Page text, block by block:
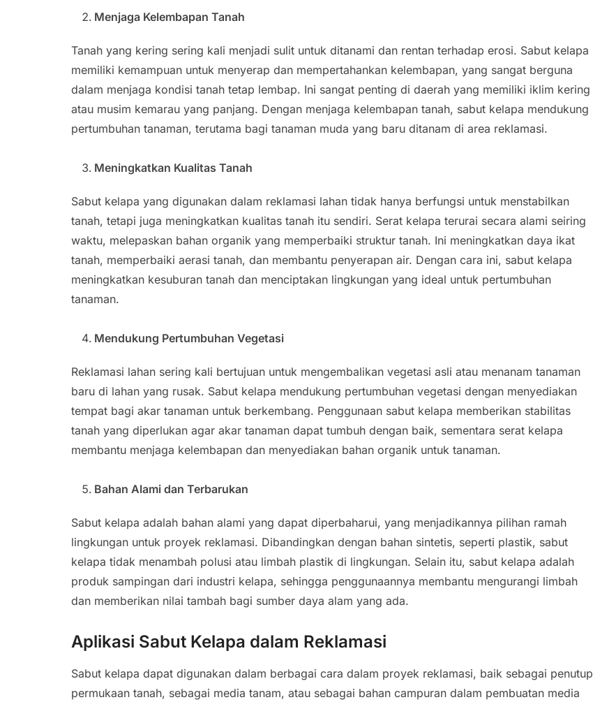
Menjaga Kelembapan Tanah
Tanah yang kering sering kali menjadi sulit untuk ditanami dan rentan terhadap erosi. Sabut kelapa
memiliki kemampuan untuk menyerap dan mempertahankan kelembapan, yang sangat berguna
dalam menjaga kondisi tanah tetap lembap. Ini sangat penting di daerah yang memiliki iklim kering
atau musim kemarau yang panjang. Dengan menjaga kelembapan tanah, sabut kelapa mendukung
pertumbuhan tanaman, terutama bagi tanaman muda yang baru ditanam di area reklamasi.
Meningkatkan Kualitas Tanah
Sabut kelapa yang digunakan dalam reklamasi lahan tidak hanya berfungsi untuk menstabilkan
tanah, tetapi juga meningkatkan kualitas tanah itu sendiri. Serat kelapa terurai secara alami seiring
waktu, melepaskan bahan organik yang memperbaiki struktur tanah. Ini meningkatkan daya ikat
tanah, memperbaiki aerasi tanah, dan membantu penyerapan air. Dengan cara ini, sabut kelapa
meningkatkan kesuburan tanah dan menciptakan lingkungan yang ideal untuk pertumbuhan
tanaman.
Mendukung Pertumbuhan Vegetasi
Reklamasi lahan sering kali bertujuan untuk mengembalikan vegetasi asli atau menanam tanaman
baru di lahan yang rusak. Sabut kelapa mendukung pertumbuhan vegetasi dengan menyediakan
tempat bagi akar tanaman untuk berkembang. Penggunaan sabut kelapa memberikan stabilitas
tanah yang diperlukan agar akar tanaman dapat tumbuh dengan baik, sementara serat kelapa
membantu menjaga kelembapan dan menyediakan bahan organik untuk tanaman.
Bahan Alami dan Terbarukan
Sabut kelapa adalah bahan alami yang dapat diperbaharui, yang menjadikannya pilihan ramah
lingkungan untuk proyek reklamasi. Dibandingkan dengan bahan sintetis, seperti plastik, sabut
kelapa tidak menambah polusi atau limbah plastik di lingkungan. Selain itu, sabut kelapa adalah
produk sampingan dari industri kelapa, sehingga penggunaannya membantu mengurangi limbah
dan memberikan nilai tambah bagi sumber daya alam yang ada.
Aplikasi Sabut Kelapa dalam Reklamasi
Sabut kelapa dapat digunakan dalam berbagai cara dalam proyek reklamasi, baik sebagai penutup
permukaan tanah, sebagai media tanam, atau sebagai bahan campuran dalam pembuatan media